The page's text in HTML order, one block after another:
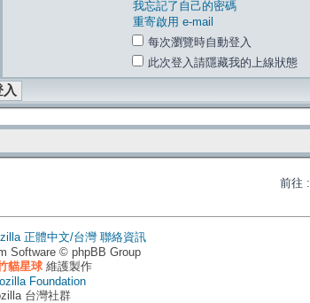
我忘記了自己的密碼
重寄啟用 e-mail
每次瀏覽時自動登入
此次登入請隱藏我的上線狀態
前往 :
正體中文/台灣 聯絡資訊
Software © phpBB Group
貓星球維護製作
Foundation
台灣社群